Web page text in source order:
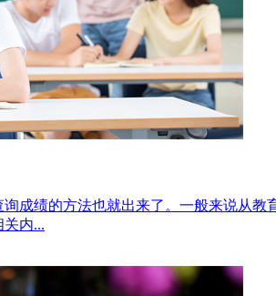
成绩的方法也就出来了。一般来说从
内...